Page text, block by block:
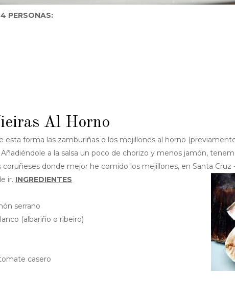
PERSONAS:
Al Horno
esta forma las zamburiñas o los mejillones al horno
a la salsa un poco de chorizo y menos jamón,
coruñeses donde mejor he comido los mejillones, en Santa Cruz
ir. INGREDIENTES
serrano
(albariño o ribeiro)
casero